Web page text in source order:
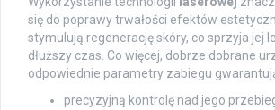
się do poprawy trwałości efektów
stymulują regenerację skóry, co sprzyja jej
dłuższy czas. Co więcej, dobrze dobrane
odpowiednie parametry zabiegu
precyzyjną kontrolę nad jego